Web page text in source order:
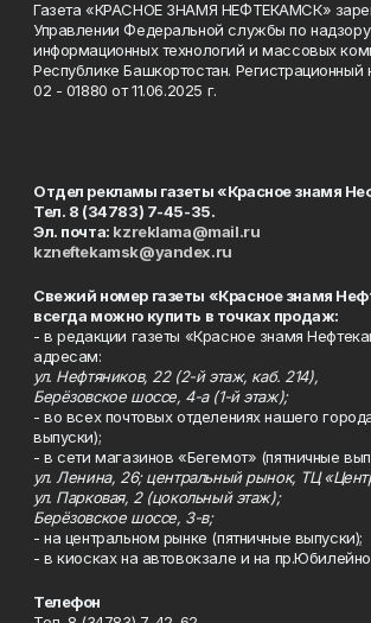
Газета «КРАСНОЕ ЗНАМЯ НЕФТЕКАМСК»
Управлении Федеральной службы по
информационных технологий и массовых
Республике Башкортостан.
02 - 01880 от 11.06.2025 г.
Отдел рекламы газеты «Красное знамя
Тел. 8 (34783) 7-45-35.
Эл. почта: kzreklama@mail.ru
kzneftekamsk@yandex.ru
Свежий номер газеты «Красное знамя
всегда можно купить в точках продаж:
- в редакции газеты «Красное знамя
адресам:
ул. Нефтяников, 22 (2-й этаж, каб. 214),
Берёзовское шоссе, 4-а (1-й этаж);
- во всех почтовых отделениях нашего
выпуски);
- в сети магазинов «Бегемот» (пятничные
ул. Ленина, 26; центральный рынок, ТЦ
ул. Парковая, 2 (цокольный этаж);
Берёзовское шоссе, 3-в;
- на центральном рынке (пятничные выпуски);
- в киосках на автовокзале и на
Телефон